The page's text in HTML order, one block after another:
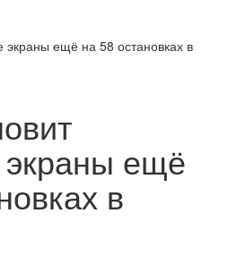
экраны ещё на 58 остановках в
ещё
в